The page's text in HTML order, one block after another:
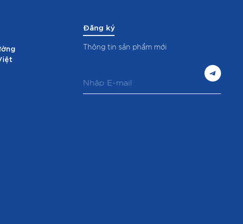
Đăng ký
Thông tin sản phẩm mới
m
a